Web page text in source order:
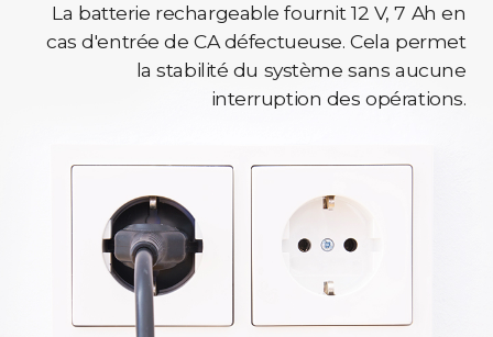
La batterie rechargeable fournit 12 V, 7 Ah en
cas d'entrée de CA défectueuse. Cela permet
la stabilité du système sans aucune
interruption des opérations.